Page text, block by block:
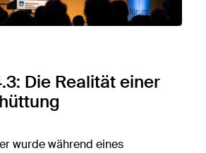
Die Realität einer
wurde während eines